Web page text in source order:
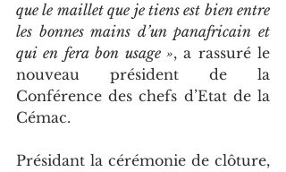
que le maillet que je tiens est bien entre
les bonnes mains d’un panafricain et
qui en fera bon usage », a rassuré le
nouveau président de la
Conférence des chefs d’Etat de la
Cémac.
Présidant la cérémonie de clôture,